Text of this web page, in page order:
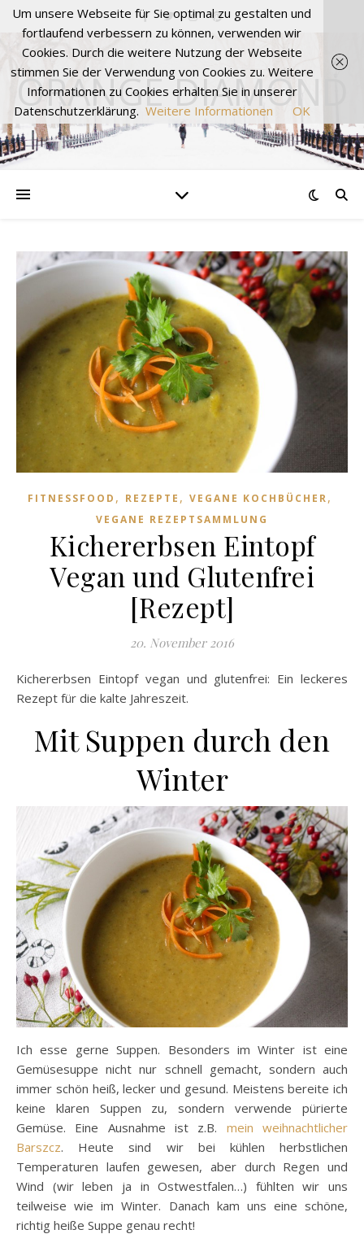
ORANGE DIAMOND
FITNESSFOOD , REZEPTE , VEGANE KOCHBÜCHER,
VEGANE REZEPTSAMMLUNG
Kichererbsen Eintopf
Vegan und Glutenfrei
[Rezept]
20. November 2016
Kichererbsen Eintopf vegan und glutenfrei: Ein leckeres
Rezept für die kalte Jahreszeit.
Mit Suppen durch den
Winter
Ich esse gerne Suppen. Besonders im Winter ist eine
Gemüsesuppe nicht nur schnell gemacht, sondern auch
immer schön heiß, lecker und gesund. Meistens bereite ich
keine klaren Suppen zu, sondern verwende pürierte
Gemüse. Eine Ausnahme ist z.B. mein weihnachtlicher
Barszcz. Heute sind wir bei kühlen herbstlichen
Temperaturen laufen gewesen, aber durch Regen und
Wind (wir leben ja in Ostwestfalen…) fühlten wir uns
teilweise wie im Winter. Danach kam uns eine schöne,
richtig heiße Suppe genau recht!
Um unsere Webseite für Sie optimal zu gestalten und
fortlaufend verbessern zu können, verwenden wir
Cookies. Durch die weitere Nutzung der Webseite
stimmen Sie der Verwendung von Cookies zu. Weitere
Informationen zu Cookies erhalten Sie in unserer
Datenschutzerklärung. Weitere Informationen OK